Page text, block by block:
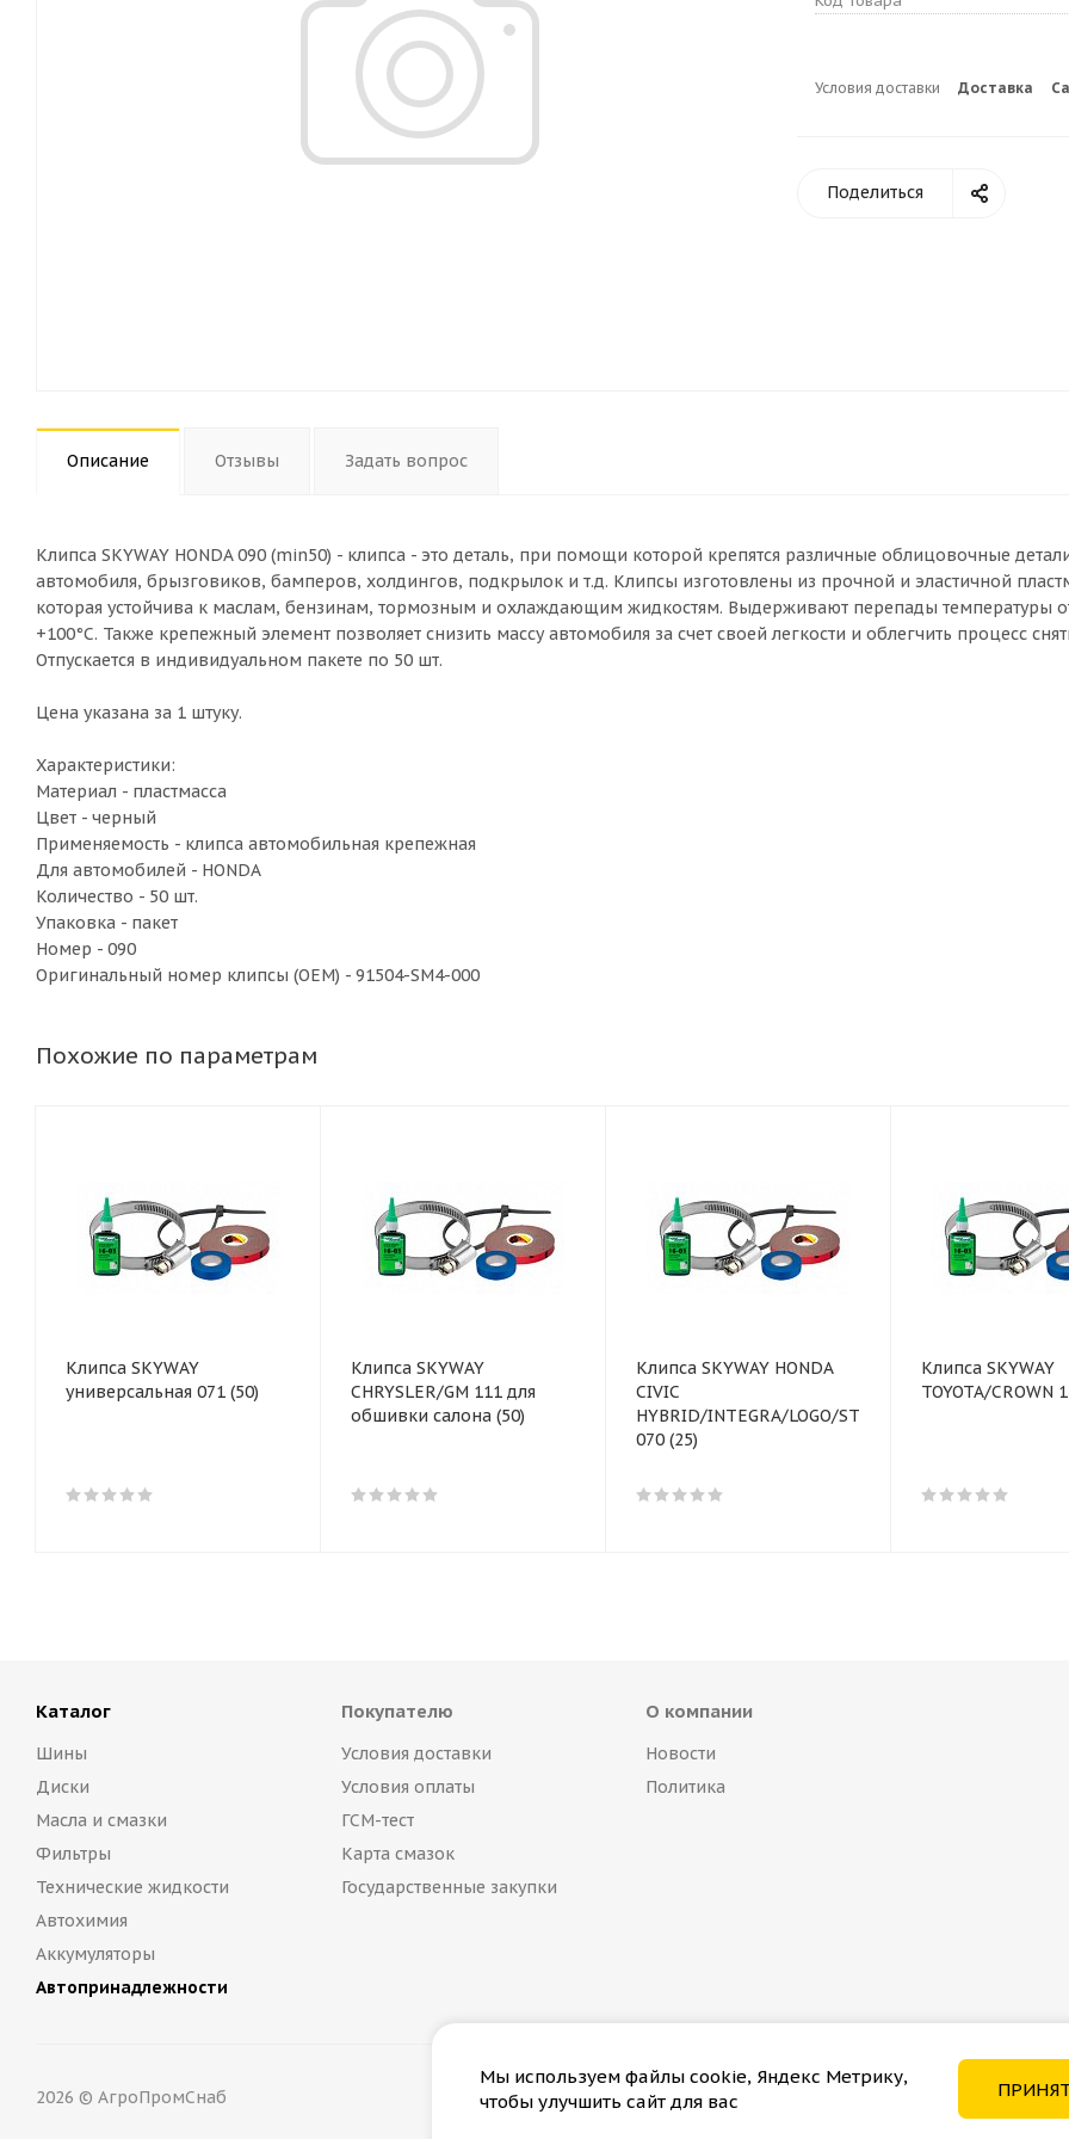
Условия доставки Доставка
Поделиться
Описание Отзывы Задать вопрос
Клипса SKYWAY HONDA 090 (min50) - клипса - это деталь, при помощи которой крепятся различные облицовочные
автомобиля, брызговиков, бамперов, холдингов, подкрылок и т.д. Клипсы изготовлены из прочной и эластичной
которая устойчива к маслам, бензинам, тормозным и охлаждающим жидкостям. Выдерживают перепады температуры
+100°С. Также крепежный элемент позволяет снизить массу автомобиля за счет своей легкости и облегчить процесс
Отпускается в индивидуальном пакете по 50 шт.
Цена указана за 1 штуку.
Характеристики:
Материал - пластмасса
Цвет - черный
Применяемость - клипса автомобильная крепежная
Для автомобилей - HONDA
Количество - 50 шт.
Упаковка - пакет
Номер - 090
Оригинальный номер клипсы (OEM) - 91504-SM4-000
Похожие по параметрам
Клипса SKYWAY
универсальная 071 (50)
Клипса SKYWAY
CHRYSLER/GM 111 для
обшивки салона (50)
Клипса SKYWAY HONDA
CIVIC
HYBRID/INTEGRA/LOGO/STREAM/TORNEO
070 (25)
Клипса SKYWAY
TOYOTA/CROWN
Каталог
Шины
Диски
Масла и смазки
Фильтры
Технические жидкости
Автохимия
Аккумуляторы
Автопринадлежности
Покупателю
Условия доставки
Условия оплаты
ГСМ-тест
Карта смазок
Государственные закупки
О компании
Новости
Политика
2026 © АгроПромСнаб
Мы используем файлы cookie, Яндекс Метрику,
чтобы улучшить сайт для вас